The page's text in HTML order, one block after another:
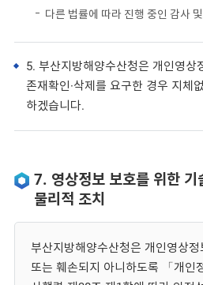
다른 법률에 따라 진행 중인 감사
5. 부산지방해양수산청은 개인영상
존재확인·삭제를 요구한 경우 지체
하겠습니다.
7. 영상정보 보호를 위한 기
물리적 조치
부산지방해양수산청은 개인영상정
또는 훼손되지 아니하도록 「개인